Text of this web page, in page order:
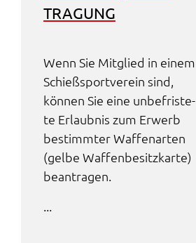
TRA­GUNG
Wenn Sie Mitglied in einem
Schieß­s­port­ver­ein sind,
können Sie eine unbe­fris­te­
te Erlaub­nis zum Erwerb
bestimm­ter Waffen­ar­ten
(gelbe Waffen­be­sitz­kar­te)
bean­tra­gen.
...